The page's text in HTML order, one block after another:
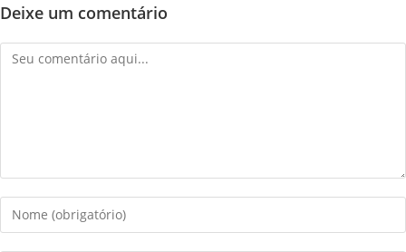
Deixe um comentário